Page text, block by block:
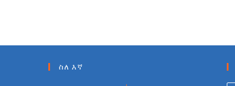
ስለ እኛ